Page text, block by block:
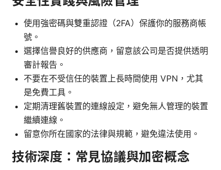
使用強密碼與雙重認證（2FA）保護你的服務商帳
號。
選擇信譽良好的供應商，留意該公司是否提供透明
審計報告。
不要在不受信任的裝置上長時間使用 VPN，尤其
是免費工具。
定期清理舊裝置的連線設定，避免無人管理的裝置
繼續連線。
留意你所在國家的法律與規範，避免違法使用。
技術深度：常見協議與加密概念